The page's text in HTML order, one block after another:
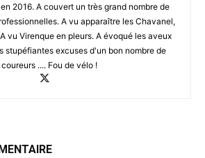
2016. A couvert un très grand nombre de
A vu apparaître les Chavanel,
vu Virenque en pleurs. A évoqué les aveux
stupéfiantes excuses d'un bon nombre de
coureurs .... Fou de vélo !